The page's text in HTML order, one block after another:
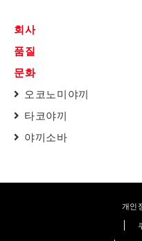
회사
품질
문화
오코노미야끼
타코야끼
야끼소바
개인